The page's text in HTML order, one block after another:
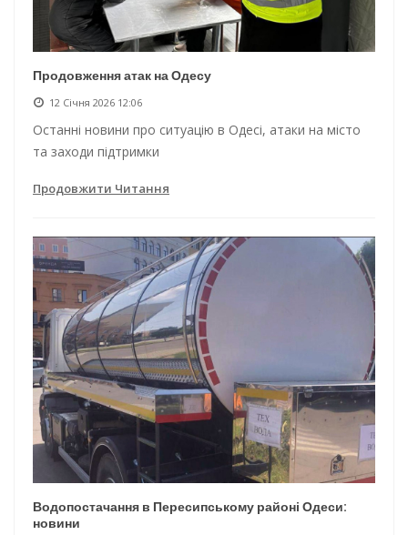
Продовження атак на Одесу
12 Січня 2026 12:06
Останні новини про ситуацію в Одесі, атаки на місто
та заходи підтримки
Продовжити Читання
Водопостачання в Пересипському районі Одеси:
новини